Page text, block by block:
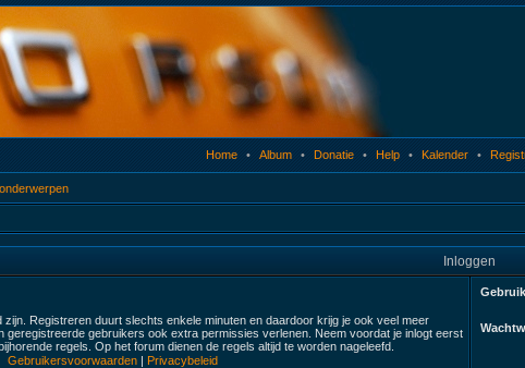
Home • Album • Donatie • Help • Kalender •
Inloggen
Registreren duurt slechts enkele minuten en daardoor krijg je ook veel meer
geregistreerde gebruikers ook extra permissies verlenen. Neem voordat je inlogt eerst
regels. Op het forum dienen de regels altijd te worden nageleefd.
Gebruikersvoorwaarden| Privacybeleid